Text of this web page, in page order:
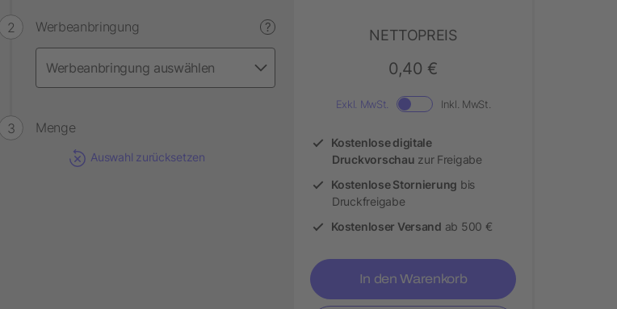
Werbeanbringung ?
Menge
Auswahl zurücksetzen
NETTOPREIS
0,40 €
Exkl. MwSt. Inkl. MwSt.
Kostenlose digitale
Druckvorschau zur Freigabe
Kostenlose Stornierung bis
Druckfreigabe
Kostenloser Versand ab 500 €
In den Warenkorb